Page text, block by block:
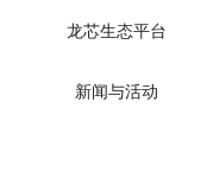
龙芯生态平台
新闻与活动